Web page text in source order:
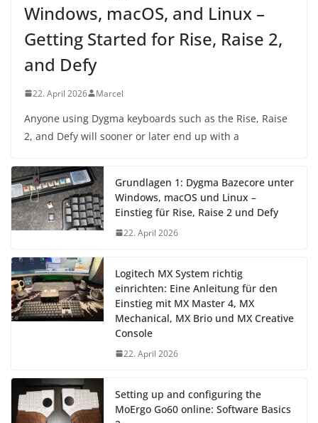
Windows, macOS, and Linux –
Getting Started for Rise, Raise 2,
and Defy
22. April 2026 Marcel
Anyone using Dygma keyboards such as the Rise, Raise
2, and Defy will sooner or later end up with a
Grundlagen 1: Dygma Bazecore unter
Windows, macOS und Linux –
Einstieg für Rise, Raise 2 und Defy
22. April 2026
Logitech MX System richtig
einrichten: Eine Anleitung für den
Einstieg mit MX Master 4, MX
Mechanical, MX Brio und MX Creative
Console
22. April 2026
Setting up and configuring the
MoErgo Go60 online: Software Basics